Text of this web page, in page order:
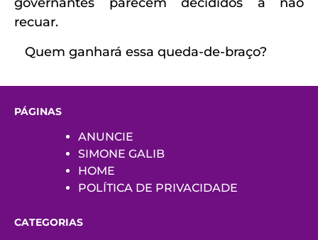
recuar.
Quem ganhará essa queda-de-braço?
PÁGINAS
ANUNCIE
SIMONE GALIB
HOME
POLÍTICA DE PRIVACIDADE
CATEGORIAS